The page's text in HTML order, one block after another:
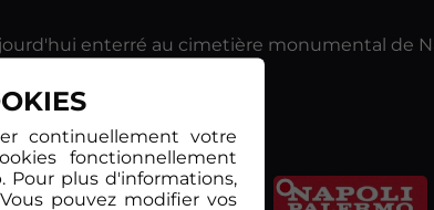
enterré au cimetière monumental de
continuellement votre
fonctionnellement
Pour plus d'informations,
pouvez modifier vos